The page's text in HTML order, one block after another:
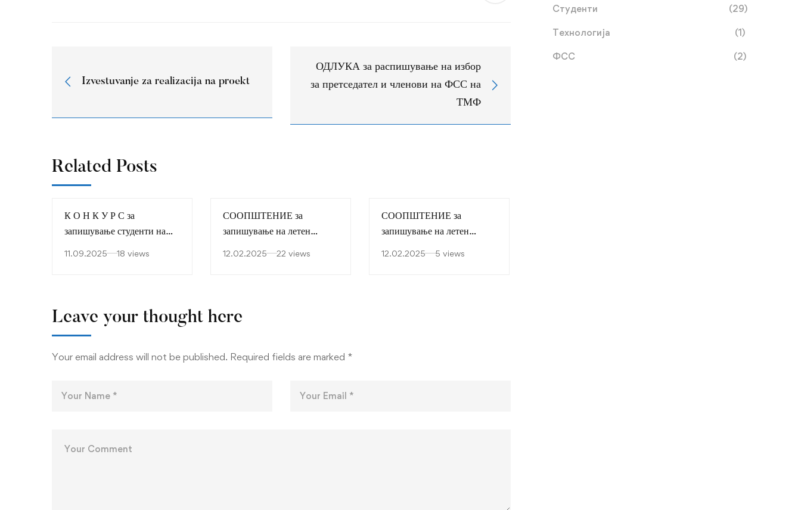
Izvestuvanje za realizacija na proekt
ОДЛУКА за распишување на избор
за претседател и членови на ФСС на
ТМФ
Related Posts
К О Н К У Р С за
запишување студенти на
и Методиј“ во Скопје,во
академската 2025/2026
МЕТАЛУРГИЈА)
11.09.2025 18 views
СООПШТЕНИЕ за
запишување на летен
12.02.2025 22 views
СООПШТЕНИЕ за
запишување на летен
12.02.2025 5 views
Leave your thought here
Your email address will not be published. Required fields are marked *
Студенти (29)
Технологија (1)
ФСС (2)